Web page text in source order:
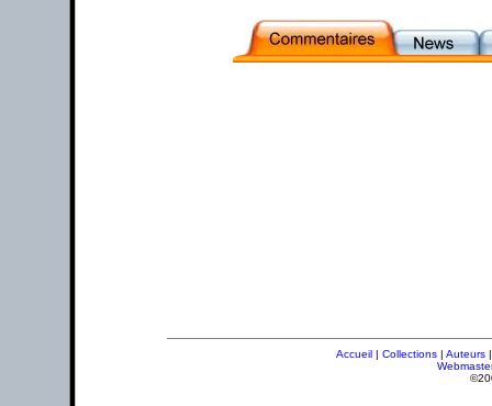
Accueil | Collections | Auteurs